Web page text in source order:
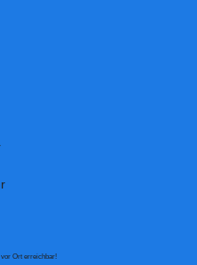
Ort erreichbar!